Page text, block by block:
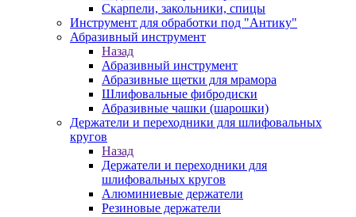
Скарпели, закольники, спицы
Инструмент для обработки под "Антику"
Абразивный инструмент
Назад
Абразивный инструмент
Абразивные щетки для мрамора
Шлифовальные фибродиски
Абразивные чашки (шарошки)
Держатели и переходники для шлифовальных
кругов
Назад
Держатели и переходники для
шлифовальных кругов
Алюминиевые держатели
Резиновые держатели